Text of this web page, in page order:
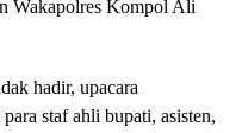
Wakapolres Kompol Ali
hadir, upacara
staf ahli bupati, asisten,